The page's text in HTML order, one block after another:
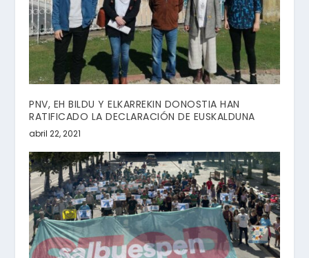
PNV, EH BILDU Y ELKARREKIN DONOSTIA HAN
RATIFICADO LA DECLARACIÓN DE EUSKALDUNA
abril 22, 2021